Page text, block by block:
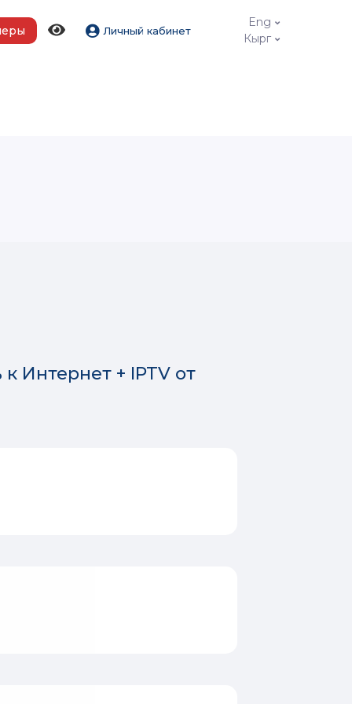
Личный кабинет
Eng
Кырг
Интернет + IPTV от